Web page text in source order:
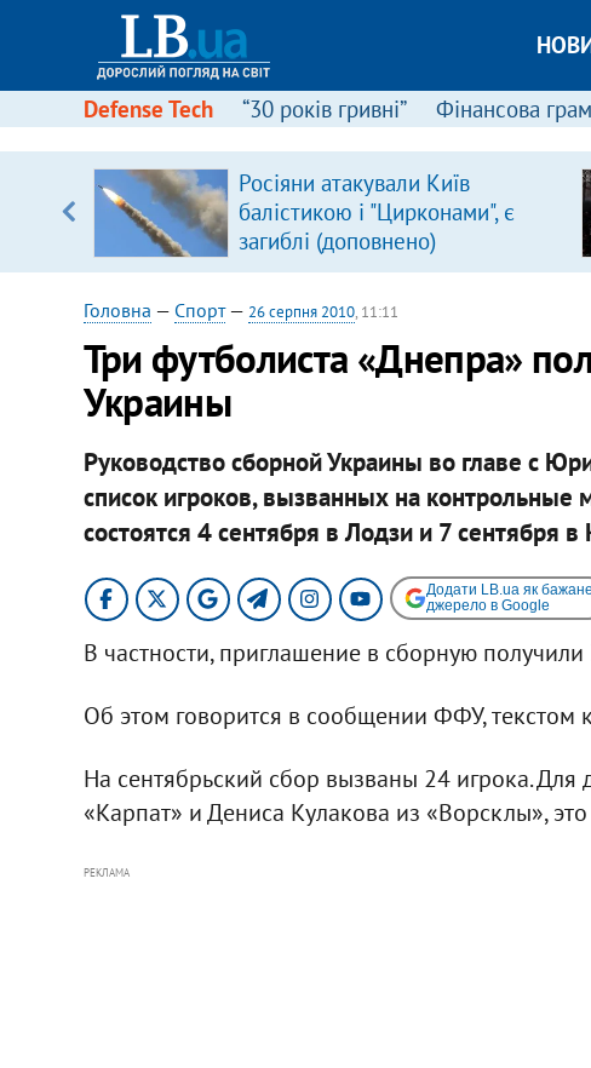
Defense Tech “30 років гривні” Фінансова
Росіяни атакували Київ
балістикою і "Цирконами", є
загиблі (доповнено)
Головна — Спорт— 26 серпня 2010, 11:11
Три футболиста «Днепра»
Украины
Руководство сборной Украины во главе с
список игроков, вызванных на
состоятся 4 сентября в Лодзи и 7 сентября
Додати LB.ua як бажане
джерело в Google
В частности, приглашение в сборную
Об этом говорится в сообщении ФФУ,
На сентябрьский сбор вызваны 24 игрока.
«Карпат» и Дениса Кулакова из «Ворсклы»,
РЕКЛАМА